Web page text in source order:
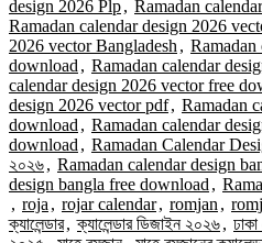
design 2026 Plp, Ramadan
Ramadan calendar design 2026
2026 vector Bangladesh , Ramadan
download , Ramadan calendar
calendar design 2026 vector free
design 2026 vector pdf, Ramadan
download , Ramadan calendar
download , Ramadan Calendar
২০২৬, Ramadan calendar design
design bangla free download ,
, roja , rojar calendar, romjan ,
ক্যালেন্ডার, ক্যালেন্ডার ডিজাইন ২০২৬,